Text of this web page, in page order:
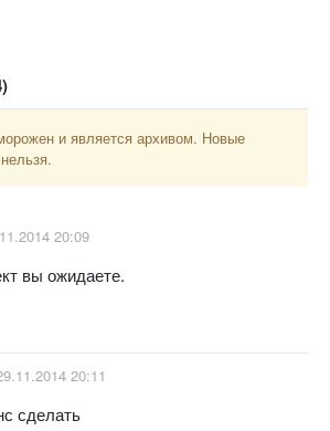
и является архивом. Новые
20:09
вы ожидаете.
20:11
сделать